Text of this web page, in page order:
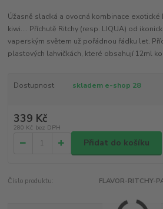
Úžasně sladká a ovocná kombinace exotické
kiwi.... Příchutě Ritchy (resp. LIQUA) od
vaperským světem už pořádnou řádku let.
plastových lahvičkách, které obsahují 12ml
Dostupnost skladem e-shop 28
339 Kč
280 Kč bez DPH
Přidat do košíku
Číslo produktu: FLAVOR-RITCHY-